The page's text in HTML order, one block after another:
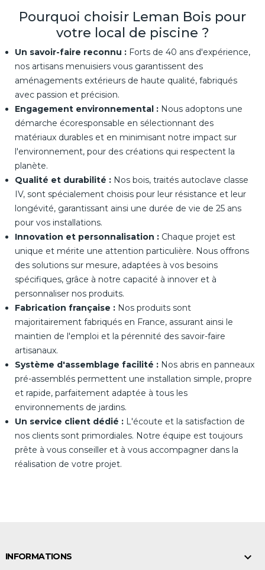
Pourquoi choisir Leman Bois pour
votre local de piscine ?
Un savoir-faire reconnu : Forts de 40 ans d'expérience,
nos artisans menuisiers vous garantissent des
aménagements extérieurs de haute qualité, fabriqués
avec passion et précision.
Engagement environnemental : Nous adoptons une
démarche écoresponsable en sélectionnant des
matériaux durables et en minimisant notre impact sur
l'environnement, pour des créations qui respectent la
planète.
Qualité et durabilité : Nos bois, traités autoclave classe
IV, sont spécialement choisis pour leur résistance et leur
longévité, garantissant ainsi une durée de vie de 25 ans
pour vos installations.
Innovation et personnalisation : Chaque projet est
unique et mérite une attention particulière. Nous offrons
des solutions sur mesure, adaptées à vos besoins
spécifiques, grâce à notre capacité à innover et à
personnaliser nos produits.
Fabrication française : Nos produits sont
majoritairement fabriqués en France, assurant ainsi le
maintien de l'emploi et la pérennité des savoir-faire
artisanaux.
Système d'assemblage facilité : Nos abris en panneaux
pré-assemblés permettent une installation simple, propre
et rapide, parfaitement adaptée à tous les
environnements de jardins.
Un service client dédié : L'écoute et la satisfaction de
nos clients sont primordiales. Notre équipe est toujours
prête à vous conseiller et à vous accompagner dans la
réalisation de votre projet.
INFORMATIONS 